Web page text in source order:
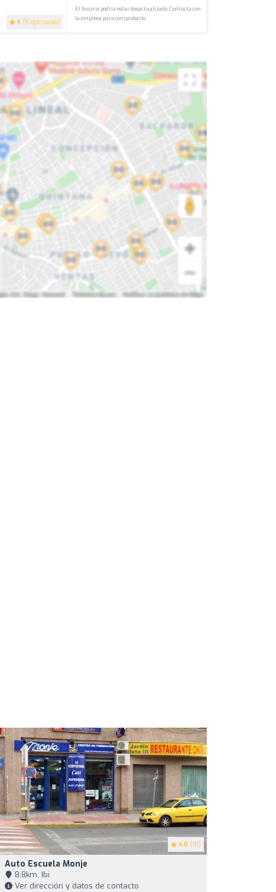
5 (5 opiniones)
El horario podría estar desactualizado. Contacta con
la empresa para comprobarlo.
4.8 (18)
Auto Escuela Monje
8,8km, Ibi
Ver dirección y datos de contacto